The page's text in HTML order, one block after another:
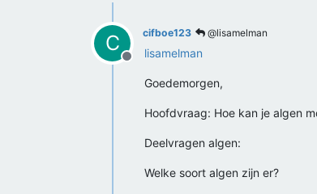
C
Offline
cifboe123 @lisamelman
lisamelman
Goedemorgen,
Hoofdvraag: Hoe kan je algen
Deelvragen algen:
Welke soort algen zijn er?